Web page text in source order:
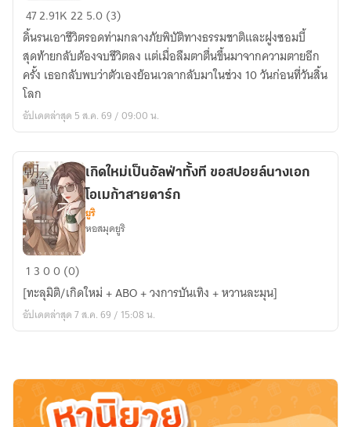
วัน
สิ้น
โลก
แล้ว
ไง
ใคร
สน
472.91K22 5.0 (3)
ดิ้นรนเอาชีวิตรอดท่ามกลางภัยพิบัติทางธรรมชาติและฝูงซอมบี้
สุดท้ายกลับต้องจบชีวิตลง แต่เมื่อลืมตาตื่นขึ้นมาจากความตายอีก
ครั้ง เธอกลับพบว่าตัวเองย้อนเวลากลับมาในช่วง 10 วันก่อนที่วันสิ้น
โลก
อัปเดตล่าสุด 5 ส.ค. 69 / 09:00 น.
เกิด
เป็น
อัลฟ่า
ส
ปอ
ยล์
เกิดใหม่เป็นอัลฟ่าทั้งที ขอสปอยล์นางเอก
โอเมก้าสายดาร์ก
ยูริ
หอสมุดยูริ
1 300 (0)
[ทะลุมิติ/เกิดใหม่ + ABO + วงการบันเทิง + หวานละมุน]
อัปเดตล่าสุด 7 ส.ค. 69 / 15:08 น.